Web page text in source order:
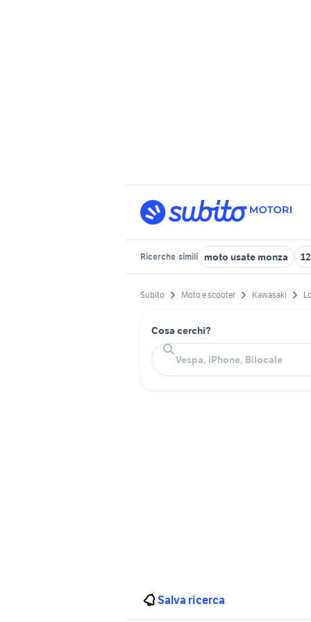
Ricerche simili moto usate monza
Subito Moto e scooter Kawasaki
Cosa cerchi?
Salva ricerca